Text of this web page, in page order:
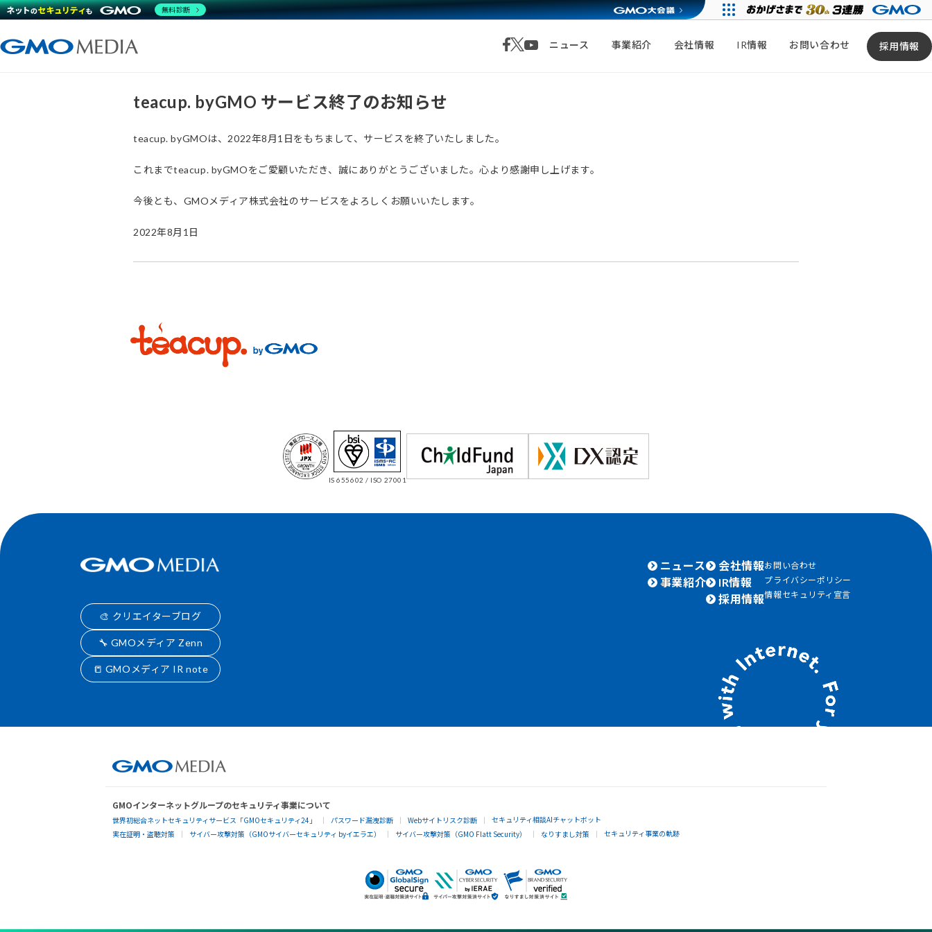
ニュース 事業紹介 会社情報 IR情報 お問い合わせ 採用情報
teacup. byGMO サービス終了のお知らせ
teacup. byGMOは、2022年8月1日をもちまして、サービスを終了いたしました。
これまでteacup. byGMOをご愛顧いただき、誠にありがとうございました。心より感謝申し上げます。
今後とも、GMOメディア株式会社のサービスをよろしくお願いいたします。
2022年8月1日
IS 655602 / ISO 27001
🎨 クリエイターブログ
🔧 GMOメディア Zenn
📒 GMOメディア IR note
ニュース
事業紹介
会社情報
IR情報
採用情報
お問い合わせ
プライバシーポリシー
情報セキュリティ宣言
GMOインターネットグループのセキュリティ事業について
世界初総合ネットセキュリティサービス「GMOセキュリティ24」 パスワード漏洩診断 Webサイトリスク診断
セキュリティ相談AIチャットボット
実在証明・盗聴対策
サイバー攻撃対策（GMOサイバーセキュリティ byイエラエ） サイバー攻撃対策（GMO Flatt Security） なりすまし対策 セキュリティ事業の軌跡
無料診断